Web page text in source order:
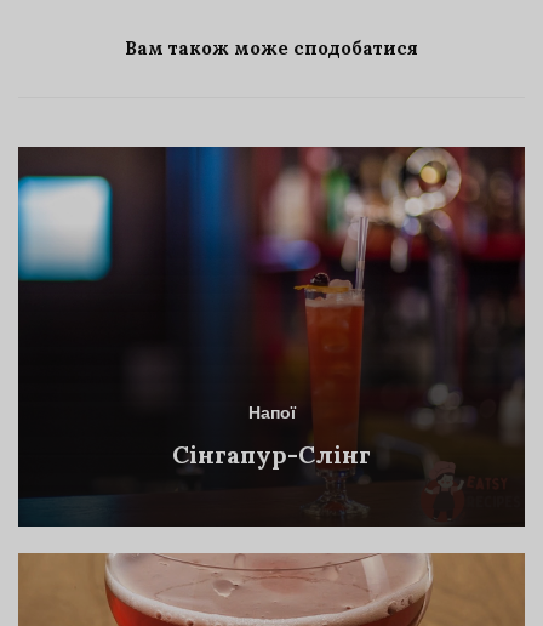
Вам також може сподобатися
Напої
Сінгапур-Слінг